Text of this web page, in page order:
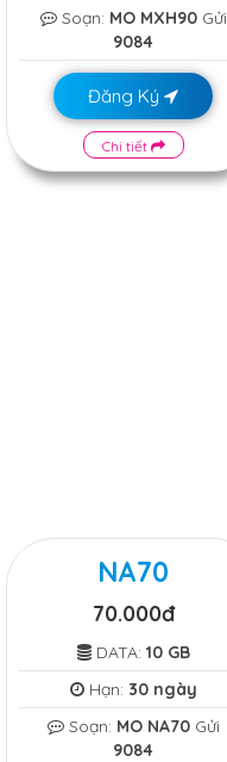
Soạn: MO MXH90Gửi
9084
Đăng Ký
Chi tiết
NA70
70.000đ
DATA: 10 GB
Hạn: 30 ngày
Soạn: MO NA70Gửi
9084